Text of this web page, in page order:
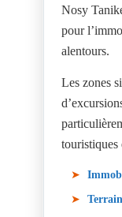
Nosy
pour
alentours.
Les zones
touristiques